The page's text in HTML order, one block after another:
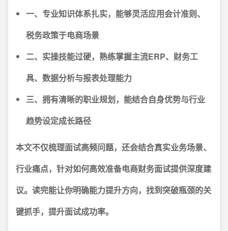
一、专业知识体系扎实，能够灵活应用会计准则、
税务政策于电商场景
二、实操技能过硬，熟练掌握主流ERP、财务工
具、数据分析与报表处理能力
三、拥有清晰的职业规划，能结合自身优势与行业
趋势设定成长路径
本文不仅梳理面试高频问题，还会结合真实业务场景、
行业痛点，针对如何高效准备电商财务面试提供深度建
议。读完能让你明确能力提升方向，找到突破瓶颈的关
键抓手，提升面试成功率。